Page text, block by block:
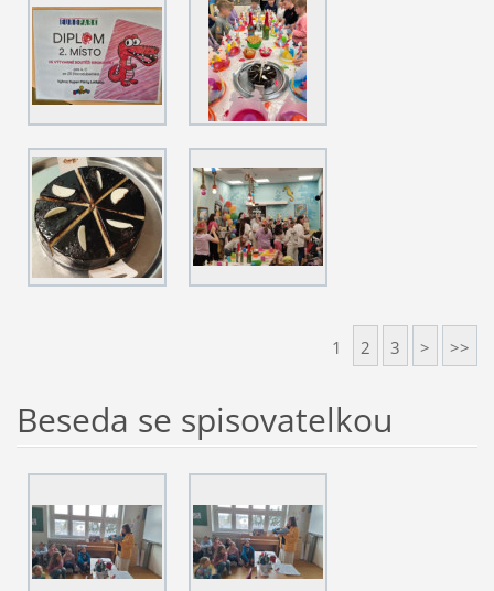
1 2 3 > >>
Beseda se spisovatelkou